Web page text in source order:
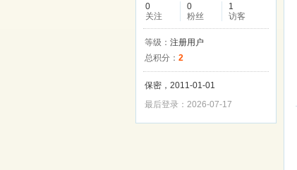
0
关注
0
粉丝
1
访客
等级： 注册用户
总积分： 2
保密，2011-01-01
最后登录：2026-07-17